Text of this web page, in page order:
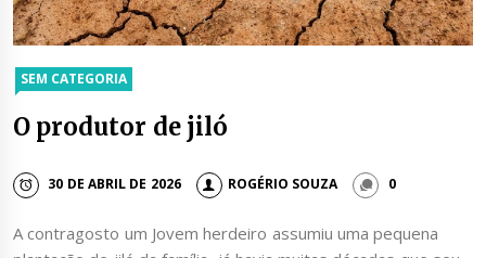
SEM CATEGORIA
O produtor de jiló
30 DE ABRIL DE 2026 ROGÉRIO SOUZA 0
A contragosto um Jovem herdeiro assumiu uma pequena